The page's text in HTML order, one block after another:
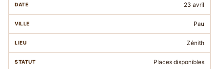
23 avril
Pau
Zénith
Places disponibles